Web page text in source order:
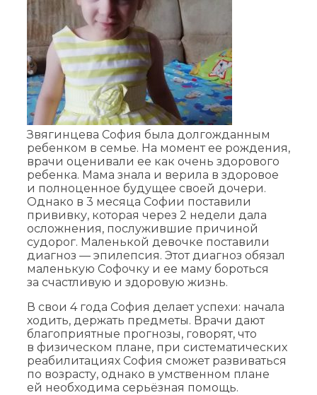
Звягинцева София была долгожданным
ребенком в семье. На момент ее рождения,
врачи оценивали ее как очень здорового
ребенка. Мама знала и верила в здоровое
и полноценное будущее своей дочери.
Однако в 3 месяца Софии поставили
прививку, которая через 2 недели дала
осложнения, послужившие причиной
судорог. Маленькой девочке поставили
диагноз — эпилепсия. Этот диагноз обязал
маленькую Софочку и ее маму бороться
за счастливую и здоровую жизнь.
В свои 4 года София делает успехи: начала
ходить, держать предметы. Врачи дают
благоприятные прогнозы, говорят, что
в физическом плане, при систематических
реабилитациях София сможет развиваться
по возрасту, однако в умственном плане
ей необходима серьёзная помощь.